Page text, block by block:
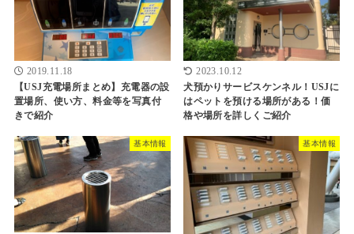
2019.11.18
【USJ充電場所まとめ】充電器の設
置場所、使い方、料金等を写真付
きで紹介
2023.10.12
犬預かりサービスケンネル！USJに
はペットを預ける場所がある！価
格や場所を詳しくご紹介
基本情報 基本情報